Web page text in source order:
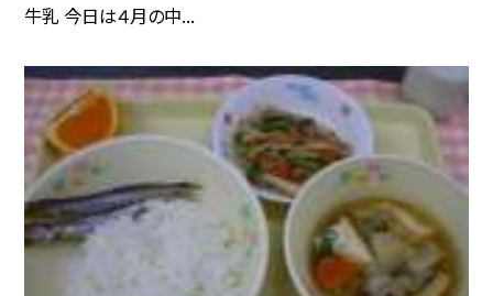
牛乳 今日は４月の中...